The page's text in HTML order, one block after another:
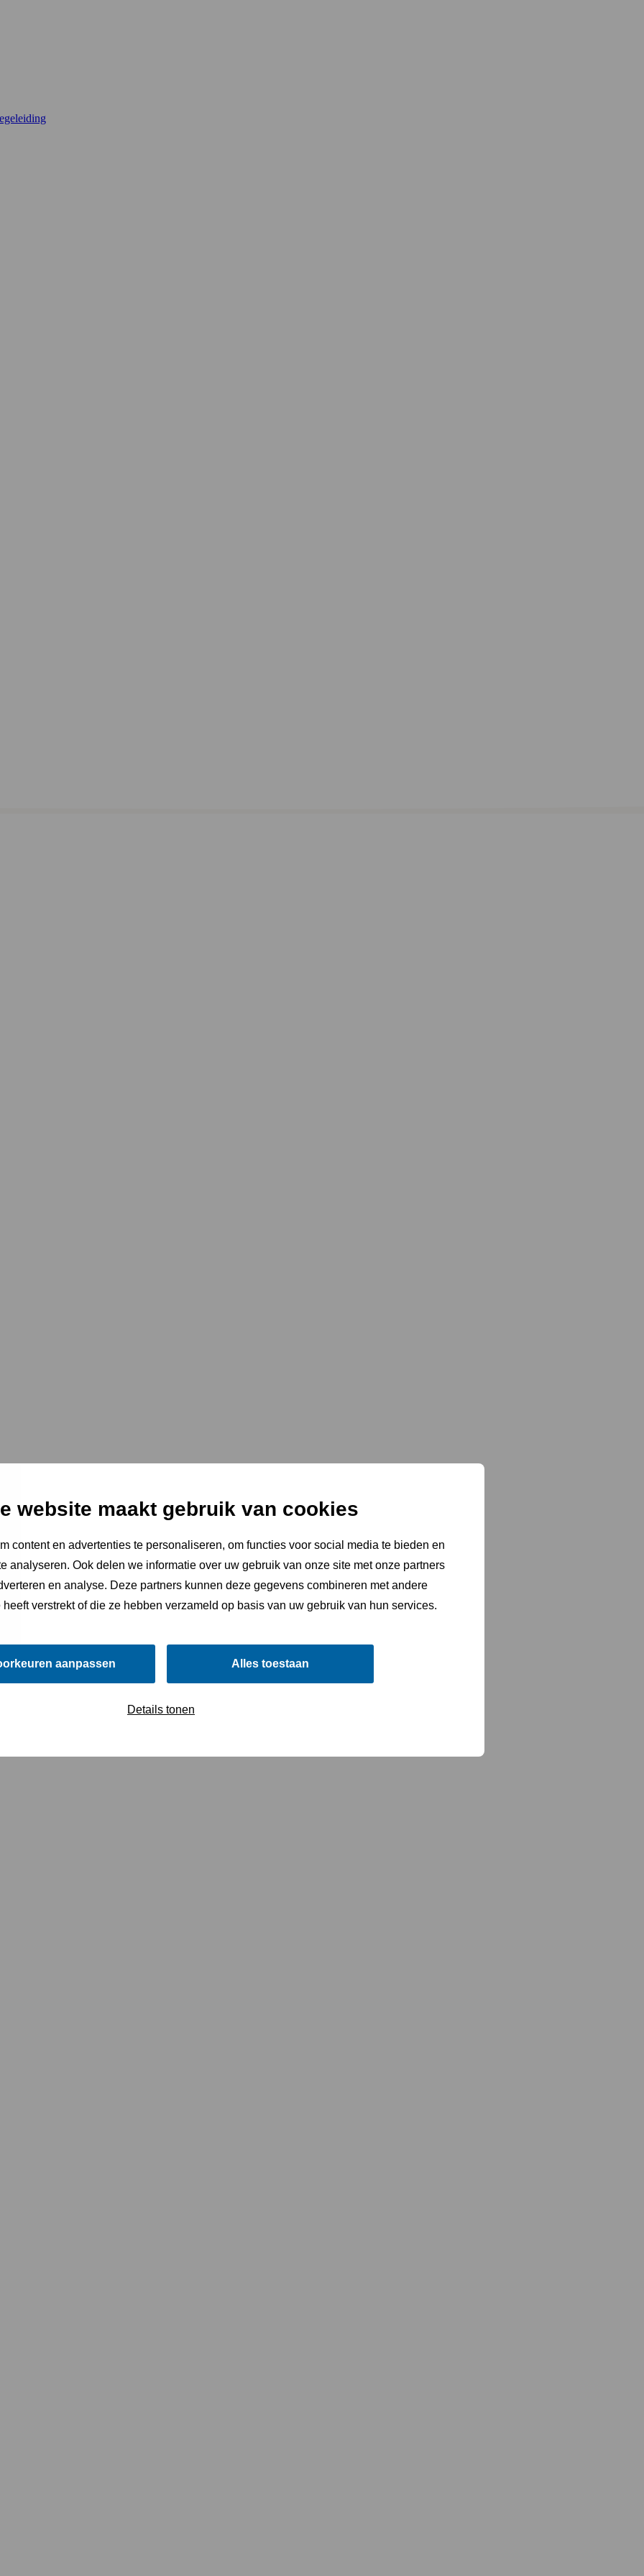
website maakt gebruik van cookies
content en advertenties te personaliseren, om functies voor social media te bieden en
analyseren. Ook delen we informatie over uw gebruik van onze site met onze partners
en analyse. Deze partners kunnen deze gegevens combineren met andere
verstrekt of die ze hebben verzameld op basis van uw gebruik van hun services.
aanpassen Alles toestaan
Details tonen